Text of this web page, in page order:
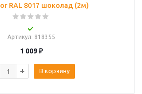
RAL 8017 шоколад (2м)
Артикул: 818355
1 009₽
В корзину